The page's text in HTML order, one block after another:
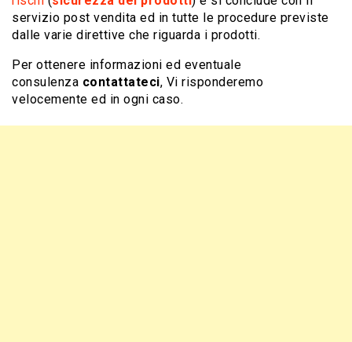
servizio post vendita ed in tutte le procedure previste
dalle varie direttive che riguarda i prodotti.
Per ottenere informazioni ed eventuale
consulenza contattateci, Vi risponderemo
velocemente ed in ogni caso.